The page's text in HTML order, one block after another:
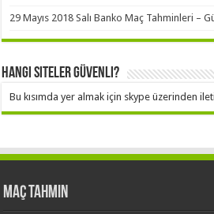
29 Mayıs 2018 Salı Banko Maç Tahminleri –
Hangi Siteler Güvenli?
Bu kısımda yer almak için skype üzerinden
Maç Tahmin